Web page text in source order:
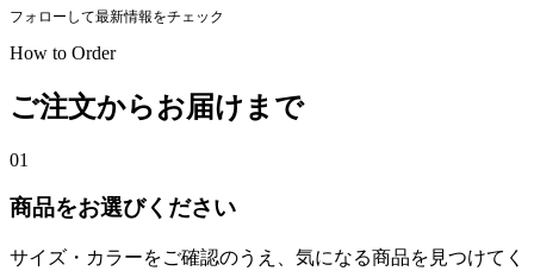
フォローして最新情報をチェック
How to Order
ご注文からお届けまで
01
商品をお選びください
サイズ・カラーをご確認のうえ、気になる商品を見つけてく